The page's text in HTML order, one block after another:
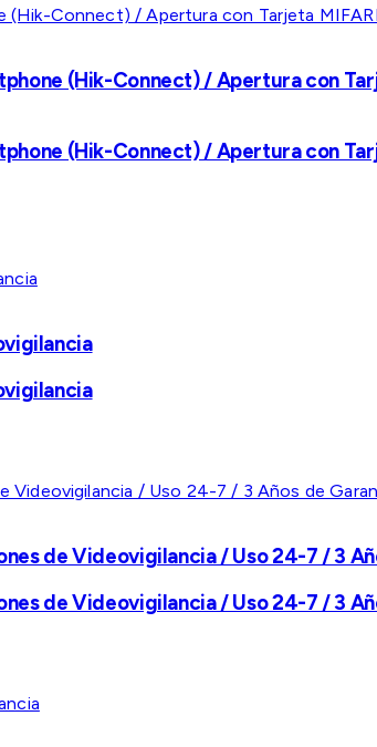
(Hik-Connect) / Apertura con
(Hik-Connect) / Apertura con
de Videovigilancia / Uso 24-7 / 3
de Videovigilancia / Uso 24-7 / 3